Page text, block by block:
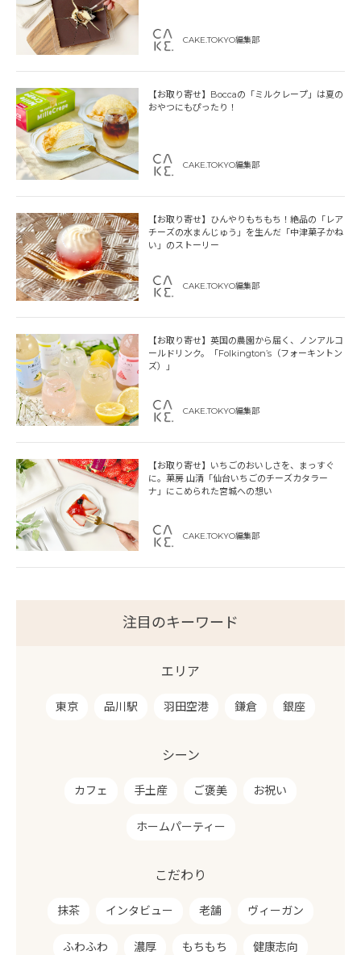
CAKE.TOKYO編集部
【お取り寄せ】Boccaの「ミルクレープ」は夏の
おやつにもぴったり！
CAKE.TOKYO編集部
【お取り寄せ】ひんやりもちもち！絶品の「レア
チーズの水まんじゅう」を生んだ「中津菓子かね
い」のストーリー
CAKE.TOKYO編集部
【お取り寄せ】英国の農園から届く、ノンアルコ
ールドリンク。「Folkington’s（フォーキントン
ズ）」
CAKE.TOKYO編集部
【お取り寄せ】いちごのおいしさを、まっすぐ
に。菓房 山清「仙台いちごのチーズカタラー
ナ」にこめられた宮城への想い
CAKE.TOKYO編集部
注目のキーワード
エリア
東京 品川駅 羽田空港 鎌倉 銀座
シーン
カフェ 手土産 ご褒美 お祝い
ホームパーティー
こだわり
抹茶 インタビュー 老舗 ヴィーガン
ふわふわ 濃厚 もちもち 健康志向